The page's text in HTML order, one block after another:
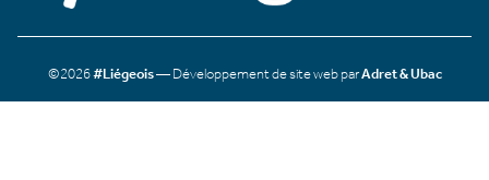
©2026#Liégeois— Développement de site web parAdret & Ubac